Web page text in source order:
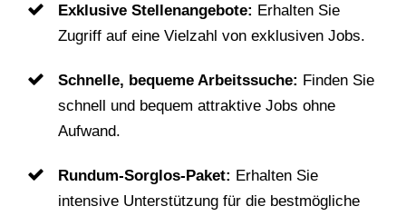
Exklusive Stellenangebote: Erhalten Sie
Zugriff auf eine Vielzahl von exklusiven Jobs.
Schnelle, bequeme Arbeitssuche: Finden Sie
schnell und bequem attraktive Jobs ohne
Aufwand.
Rundum-Sorglos-Paket: Erhalten Sie
intensive Unterstützung für die bestmögliche